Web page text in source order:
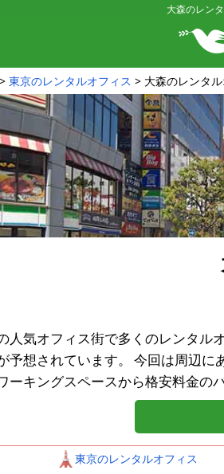
大森のレン
東京のレンタルオフィス 大森のレンタ
人気オフィス街で多くのレンタル
予想されています。
今回は周辺に
ーキングスペースから格安料金の
大森のおすす
大森の人気レ
東京のレンタルオフィス